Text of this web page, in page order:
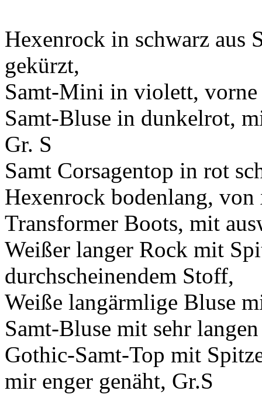
Hexenrock in schwarz aus
gekürzt,
Samt-Mini in violett, vorne
Samt-Bluse in dunkelrot,
Gr. S
Samt Corsagentop in rot
Hexenrock bodenlang,
Transformer Boots, mit
Weißer langer Rock mit
durchscheinendem Stoff,
Weiße langärmlige Bluse
Samt-Bluse mit sehr
Gothic-Samt-Top mit
mir enger genäht, Gr.S